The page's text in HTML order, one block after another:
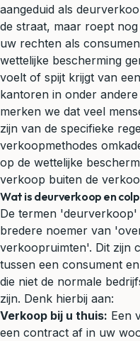
aangeduid als
de straat, maar roept
uw rechten als
wettelijke bescherming
voelt of spijt krijgt van
kantoren in onder
merken we dat veel
zijn van de specifieke
verkoopmethodes
op de wettelijke
verkoop buiten de
Wat is deurverkoop en
De termen
bredere noemer van
verkoopruimten'. Dit zijn
tussen een consument
die niet de normale
zijn. Denk hierbij aan:
Verkoop bij u thuis: Een
een contract af in uw